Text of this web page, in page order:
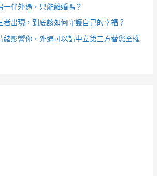
一伴外遇，只能離婚嗎？
者出現，到底該如何守護自己的幸福？
緒影響你，外遇可以請中立第三方替您全權